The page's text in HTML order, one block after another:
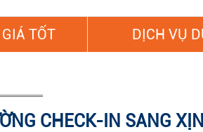
TỐT DỊCH VỤ
CHECK-IN SANG